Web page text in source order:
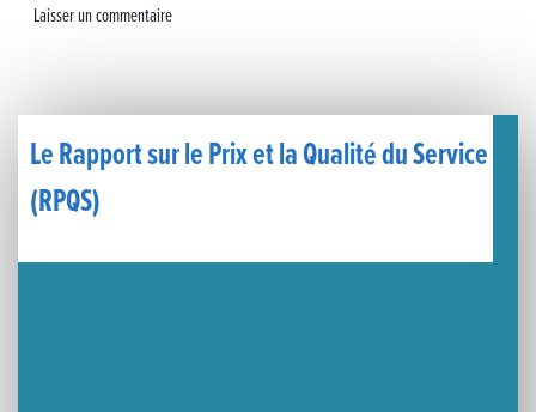
Un week-end placé sous le signe du souvenir et de l’émotion
La passerelle de la Guiche du Parc des Bains a été inaugurée
Le Rapport sur le Prix et la Qualité du Service
(RPQS)